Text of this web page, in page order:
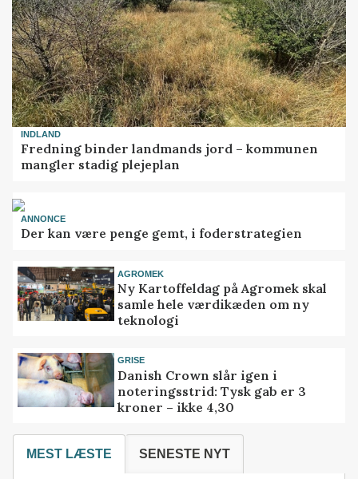
INDLAND
Fredning binder landmands jord – kommunen
mangler stadig plejeplan
ANNONCE
Der kan være penge gemt, i foderstrategien
AGROMEK
Ny Kartoffeldag på Agromek skal
samle hele værdikæden om ny
teknologi
GRISE
Danish Crown slår igen i
noteringsstrid: Tysk gab er 3
kroner – ikke 4,30
MEST LÆSTE SENESTE NYT